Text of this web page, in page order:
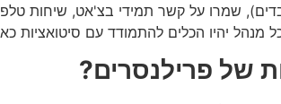
שמרו על קשר תמידי בצ'אט, שיחות
מנהל יהיו הכלים להתמודד עם סיטואציות
של פרילנסרים?